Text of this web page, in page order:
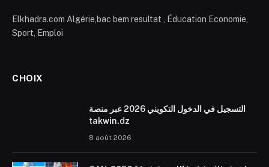
Elkhadra.com Algérie,bac bem resultat , Éducation Economie,
Sport, Emploi
CHOIX
التسجيل في الدخول التكويني 2026 عبر منصة
takwin.dz
8 août 2026